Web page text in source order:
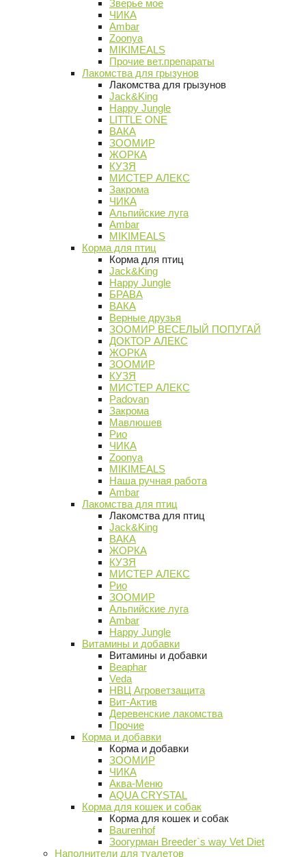
Зверье мое
ЧИКА
Ambar
Zoonya
MIKIMEALS
Прочие вет.препараты
Лакомства для грызунов
Лакомства для грызунов
Jack&King
Happy Jungle
LITTLE ONE
ВАКА
ЗООМИР
ЖОРКА
КУЗЯ
МИСТЕР АЛЕКС
Закрома
ЧИКА
Альпийские луга
Ambar
MIKIMEALS
Корма для птиц
Корма для птиц
Jack&King
Happy Jungle
БРАВА
ВАКА
Верные друзья
ЗООМИР ВЕСЕЛЫЙ ПОПУГАЙ
ДОКТОР АЛЕКС
ЖОРКА
ЗООМИР
КУЗЯ
МИСТЕР АЛЕКС
Padovan
Закрома
Мавлюшев
Рио
ЧИКА
Zoonya
MIKIMEALS
Наша ручная работа
Ambar
Лакомства для птиц
Лакомства для птиц
Jack&King
ВАКА
ЖОРКА
КУЗЯ
МИСТЕР АЛЕКС
Рио
ЗООМИР
Альпийские луга
Ambar
Happy Jungle
Витамины и добавки
Витамины и добавки
Beaphar
Veda
НВЦ Агроветзащита
Вит-Актив
Деревенские лакомства
Прочие
Корма и добавки
Корма и добавки
ЗООМИР
ЧИКА
Аква-Меню
AQUA CRYSTAL
Корма для кошек и собак
Корма для кошек и собак
Baurenhof
Зоогурман Breeder`s way Vet Diet
Наполнители для туалетов